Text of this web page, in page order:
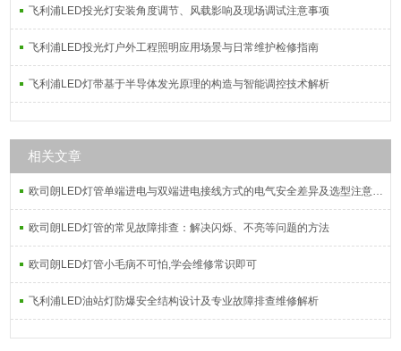
飞利浦LED投光灯安装角度调节、风载影响及现场调试注意事项
飞利浦LED投光灯户外工程照明应用场景与日常维护检修指南
飞利浦LED灯带基于半导体发光原理的构造与智能调控技术解析
相关文章
欧司朗LED灯管单端进电与双端进电接线方式的电气安全差异及选型注意事项
欧司朗LED灯管的常见故障排查：解决闪烁、不亮等问题的方法
欧司朗LED灯管小毛病不可怕,学会维修常识即可
飞利浦LED油站灯防爆安全结构设计及专业故障排查维修解析